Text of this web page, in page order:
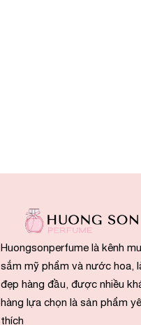
Huongsonperfume là kênh
sắm mỹ phẩm và nước hoa,
đẹp hàng đầu, được nhiều
hàng lựa chọn là sản phẩm
thích